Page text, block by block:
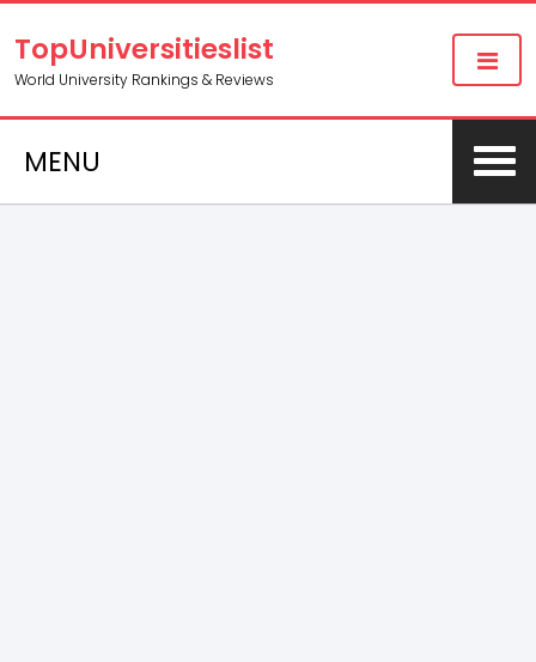
TopUniversitieslist
World University Rankings & Reviews
MENU